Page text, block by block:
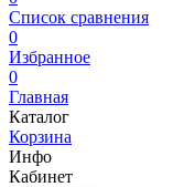
Список сравнения
0
Избранное
0
Главная
Каталог
Корзина
Инфо
Кабинет